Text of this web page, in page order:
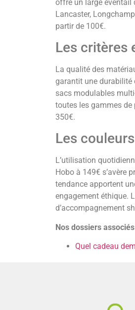
offre un large éventail
Lancaster,
partir de 100€.
Les critères
La qualité des
garantit une durabilité
sacs modulables
toutes les gammes de
350€.
Les
L’utilisation
Hobo à 149€ s’avère
tendance apportent
engagement éthique.
d’accompagnement
Nos dossiers
Quel cadeau